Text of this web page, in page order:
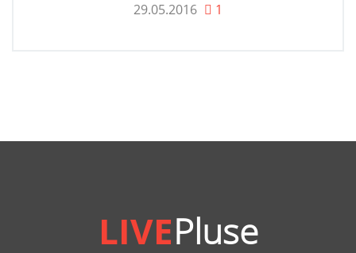
29.05.2016 1
LIVEPluse